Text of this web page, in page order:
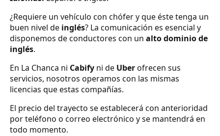
¿Requiere un vehículo con chófer y que éste tenga un
buen nivel de inglés? La comunicación es esencial y
disponemos de conductores con un alto dominio de
inglés.
En La Chanca ni Cabify ni de Uberofrecen sus
servicios, nosotros operamos con las mismas
licencias que estas compañías.
El precio del trayecto se establecerá con anterioridad
por teléfono o correo electrónico y se mantendrá en
todo momento.